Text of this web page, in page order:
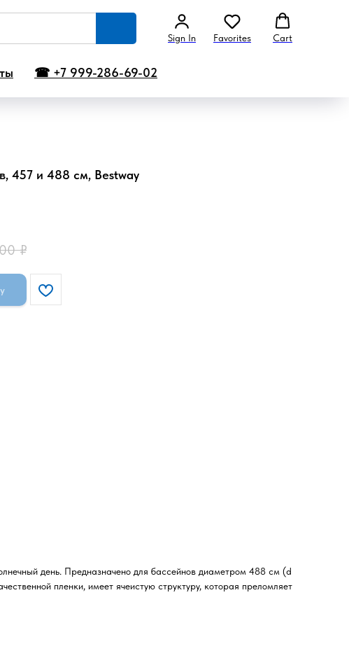
Sign In Favorites Cart
☎ +7 999-286-69-02
457 и 488 см, Bestway
₽
день. Предназначено для бассейнов диаметром 488 см (d
пленки, имеет ячеистую структуру, которая преломляет